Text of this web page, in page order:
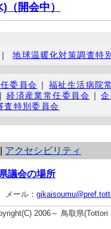
（開会中）
｜ 地球温暖化対策調査特
委員会 ｜ 福祉生活病院
｜ 経済産業常任委員会 ｜
査特別委員会
アクセシビリティ
議会の場所
メール：
2006～ 鳥取県